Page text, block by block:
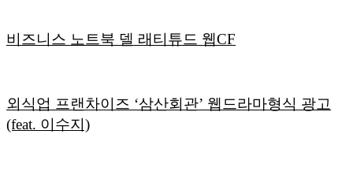
비즈니스 노트북 델 래티튜드 웹CF
외식업 프랜차이즈 ‘삼산회관’ 웹드라마형식 광고
(feat. 이수지)